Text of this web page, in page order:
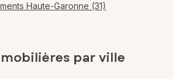
Haute-Garonne (31)
par ville